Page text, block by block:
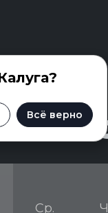
Всё верно
Ср.